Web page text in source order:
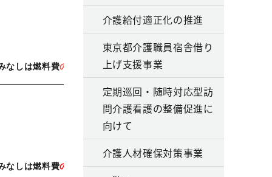
しは燃料費のみ
しは燃料費のみ
介護給付適正化の推進
東京都介護職員宿舎借り
上げ支援事業
定期巡回・随時対応型訪
問介護看護の整備促進に
向けて
介護人材確保対策事業